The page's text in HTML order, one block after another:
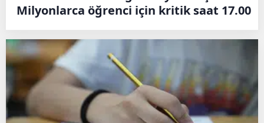
Milyonlarca öğrenci için kritik saat 17.00